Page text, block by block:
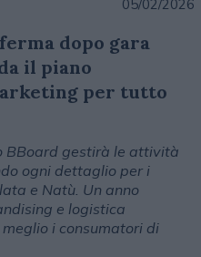
05/02/2026
dopo gara
il piano
per tutto
BBoard gestirà le attività
ogni dettaglio per i
e Natù. Un anno
e logistica
i consumatori di